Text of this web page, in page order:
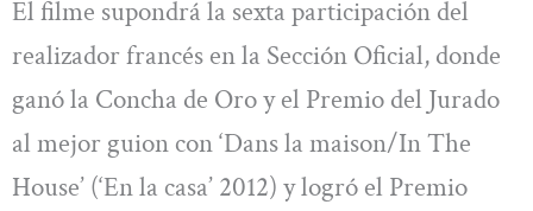
El filme supondrá la sexta participación del
realizador francés en la Sección Oficial, donde
ganó la Concha de Oro y el Premio del Jurado
al mejor guion con ‘Dans la maison/In The
House’ (‘En la casa’ 2012) y logró el Premio